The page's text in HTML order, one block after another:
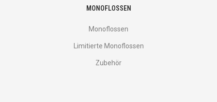
MONOFLOSSEN
Monoflossen
Limitierte Monoflossen
Zubehör